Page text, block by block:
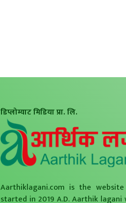
डिप्लोम्याट मिडिया प्रा. लि.
Aarthiklagani.com is the
started in 2019 A.D. Aarthik